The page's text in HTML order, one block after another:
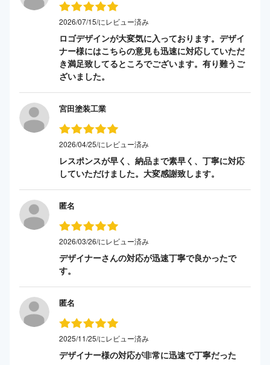
2026/07/15/にレビュー済み
ロゴデザインが大変気に入っております。デザイ
ナー様にはこちらの意見も迅速に対応していただ
き満足致してるところでございます。有り難うご
ざいました。
宮田塗装工業
2026/04/25/にレビュー済み
レスポンスが早く、納品まで素早く、丁寧に対応
していただけました。大変感謝致します。
匿名
2026/03/26/にレビュー済み
デザイナーさんの対応が迅速丁寧で良かったで
す。
匿名
2025/11/25/にレビュー済み
デザイナー様の対応が非常に迅速で丁寧だった